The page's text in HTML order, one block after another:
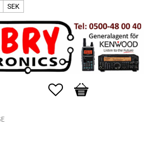
SEK
Favorites
Basket